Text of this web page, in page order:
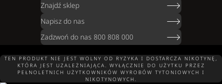
Znajdź sklep
Napisz do nas
Zadzwoń do nas 800 808 000
TEN PRODUKT NIE JEST WOLNY OD RYZYKA I DOSTARCZA NIKOTYNĘ,
KTÓRA JEST UZALEŻNIAJĄCA. WYŁĄCZNIE DO UŻYTKU PRZEZ
PEŁNOLETNICH UŻYTKOWNIKÓW WYROBÓW TYTONIOWYCH I
NIKOTYNOWYCH.